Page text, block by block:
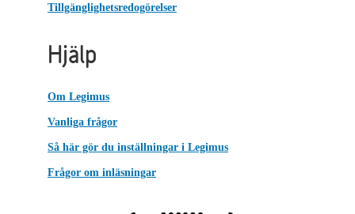
Tillgänglighetsredogörelser
Hjälp
Om Legimus
Vanliga frågor
Så här gör du inställningar i Legimus
Frågor om inläsningar